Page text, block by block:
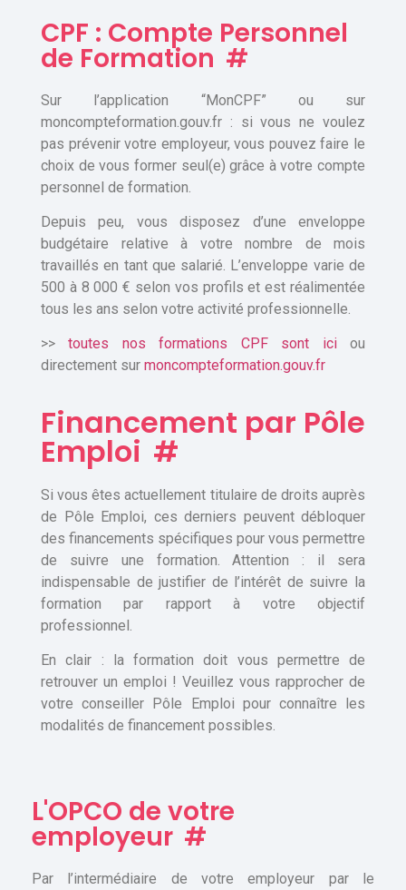
CPF : Compte Personnel
de Formation #
Sur l’application “MonCPF” ou sur
moncompteformation.gouv.fr : si vous ne voulez
pas prévenir votre employeur, vous pouvez faire le
choix de vous former seul(e) grâce à votre compte
personnel de formation.
Depuis peu, vous disposez d’une enveloppe
budgétaire relative à votre nombre de mois
travaillés en tant que salarié. L’enveloppe varie de
500 à 8 000 € selon vos profils et est réalimentée
tous les ans selon votre activité professionnelle.
>>toutes nos formations CPF sont iciou
directement sur moncompteformation.gouv.fr
Financement par Pôle
Emploi #
Si vous êtes actuellement titulaire de droits auprès
de Pôle Emploi, ces derniers peuvent débloquer
des financements spécifiques pour vous permettre
de suivre une formation. Attention : il sera
indispensable de justifier de l’intérêt de suivre la
formation par rapport à votre objectif
professionnel.
En clair : la formation doit vous permettre de
retrouver un emploi ! Veuillez vous rapprocher de
votre conseiller Pôle Emploi pour connaître les
modalités de financement possibles.
L'OPCO de votre
employeur #
Par l’intermédiaire de votre employeur par le